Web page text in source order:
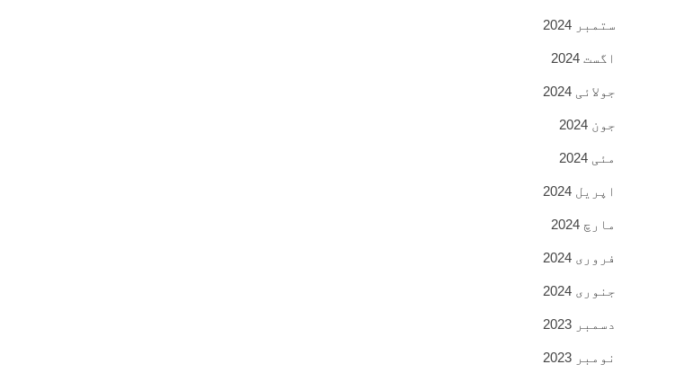
ستمبر 2024
اگست 2024
جولائی 2024
جون 2024
مئی 2024
اپریل 2024
مارچ 2024
فروری 2024
جنوری 2024
دسمبر 2023
نومبر 2023